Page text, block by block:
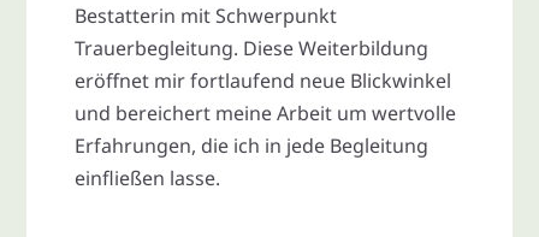
Bestatterin mit Schwerpunkt
Trauerbegleitung. Diese Weiterbildung
eröffnet mir fortlaufend neue Blickwinkel
und bereichert meine Arbeit um wertvolle
Erfahrungen, die ich in jede Begleitung
einfließen lasse.